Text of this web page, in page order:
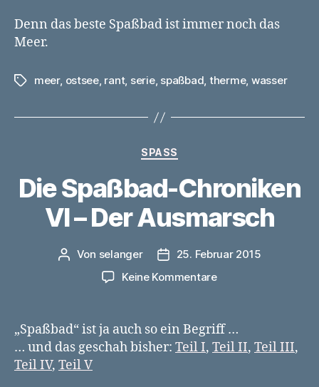
Denn das beste Spaßbad ist immer noch das
Meer.
Schlagwörter
meer, ostsee, rant, serie, spaßbad, therme, wasser
Kategorien
SPASS
Die Spaßbad-Chroniken
VI – Der Ausmarsch
Beitragsautor
Von selanger Veröffentlichungsdatum
25. Februar 2015
Keine Kommentarezu
Chroniken
–
„Spaßbad“ ist ja auch so ein Begriff …
… und das geschah bisher: Teil I, Teil II, Teil III,
Teil IV, Teil V